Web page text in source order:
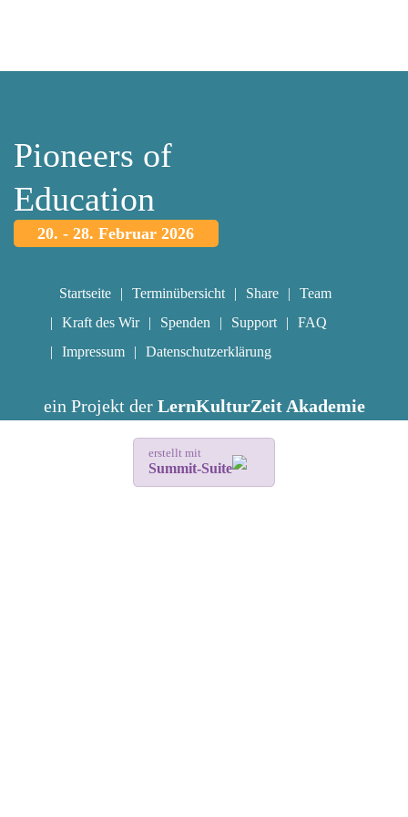
Pioneers of
Education
20. - 28. Februar 2026
Startseite Terminübersicht Share
Team
Kraft des Wir
Spenden Support
FAQ
Impressum
Datenschutzerklärung
ein Projekt der LernKulturZeit Akademie
erstellt mit
Summit-Suite